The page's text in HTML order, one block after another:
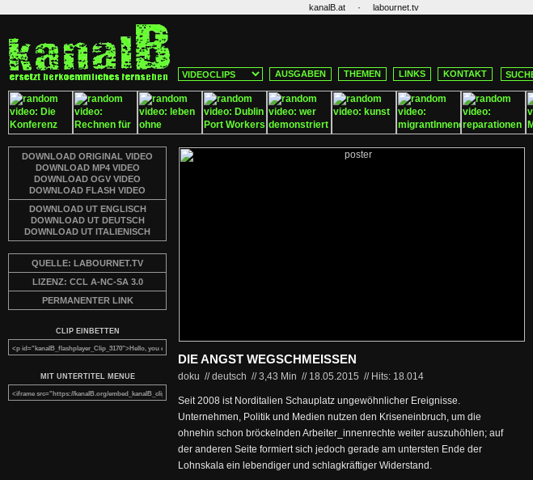
kanalB.at · labournet.tv
AUSGABEN THEMEN LINKS KONTAKT
DOWNLOAD ORIGINAL VIDEO
DOWNLOAD MP4 VIDEO
DOWNLOAD OGV VIDEO
DOWNLOAD FLASH VIDEO
DOWNLOAD UT ENGLISCH
DOWNLOAD UT DEUTSCH
DOWNLOAD UT ITALIENISCH
QUELLE: LABOURNET.TV
LIZENZ: CCL A-NC-SA 3.0
PERMANENTER LINK
CLIP EINBETTEN
MIT UNTERTITEL MENUE
DIE ANGST WEGSCHMEISSEN
doku // deutsch //3,43 Min // 18.05.2015 // Hits: 18.014
Seit 2008 ist Norditalien Schauplatz ungewöhnlicher Ereignisse.
Unternehmen, Politik und Medien nutzen den Kriseneinbruch, um die
ohnehin schon bröckelnden Arbeiter_innenrechte weiter auszuhöhlen; auf
der anderen Seite formiert sich jedoch gerade am untersten Ende der
Lohnskala ein lebendiger und schlagkräftiger Widerstand.